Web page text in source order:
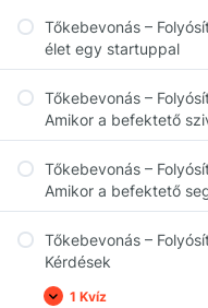
Tőkebevonás –
élet egy startuppal
Tőkebevonás –
Amikor a befektető
Tőkebevonás –
Amikor a befektető
Tőkebevonás –
Kérdések
1 Kvíz